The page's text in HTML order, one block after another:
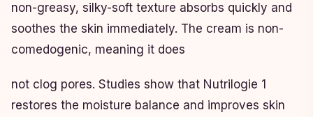
non-greasy, silky-soft texture absorbs quickly and
soothes the skin immediately. The cream is non-
comedogenic, meaning it does
not clog pores. Studies show that Nutrilogie 1
restores the moisture balance and improves skin